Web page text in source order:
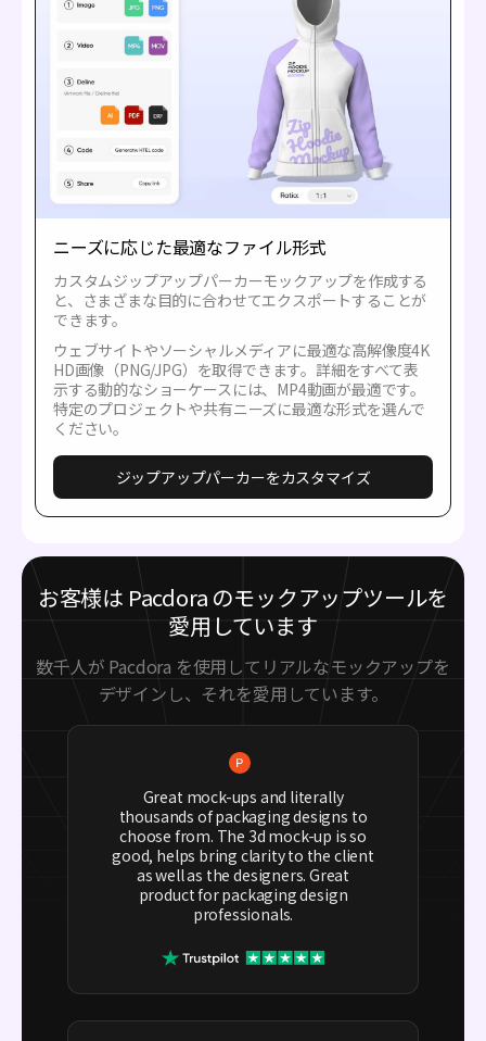
ニーズに応じた最適なファイル形式
カスタムジップアップパーカーモックアップを作成する
と、さまざまな目的に合わせてエクスポートすることが
できます。
ウェブサイトやソーシャルメディアに最適な高解像度4K
HD画像（PNG/JPG）を取得できます。詳細をすべて表
示する動的なショーケースには、MP4動画が最適です。
特定のプロジェクトや共有ニーズに最適な形式を選んで
ください。
ジップアップパーカーをカスタマイズ
お客様は Pacdora のモックアップツールを
愛用しています
数千人が Pacdora を使用してリアルなモックアップを
デザインし、それを愛用しています。
Great mock-ups and literally
thousands of packaging designs to
choose from. The 3d mock-up is so
good, helps bring clarity to the client
as well as the designers. Great
product for packaging design
professionals.